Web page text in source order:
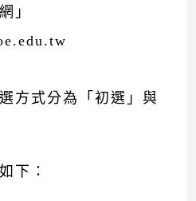
」
方式分為「初選」與
下：